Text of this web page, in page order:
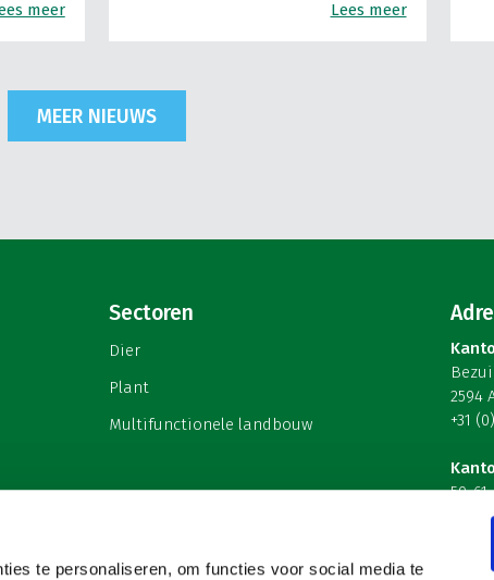
te personaliseren, om functies voor social media te
meer Lees meer
MEER NIEUWS
Sectoren
Dier
Plant
Multifunctionele landbouw
2594
+31
59-
B-